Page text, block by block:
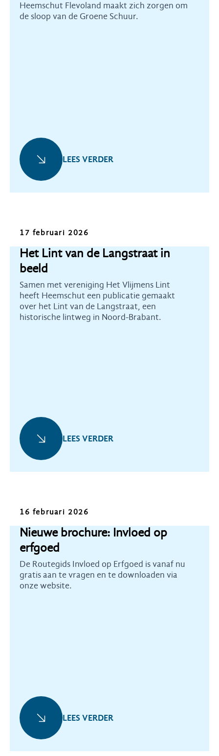
Heemschut Flevoland maakt zich zorgen om
de sloop van de Groene Schuur.
LEES VERDER
Nieuws
17 februari 2026
Het Lint van de Langstraat in
beeld
Samen met vereniging Het Vlijmens Lint
heeft Heemschut een publicatie gemaakt
over het Lint van de Langstraat, een
historische lintweg in Noord-Brabant.
LEES VERDER
Nieuws
16 februari 2026
Nieuwe brochure: Invloed op
erfgoed
De Routegids Invloed op Erfgoed is vanaf nu
gratis aan te vragen en te downloaden via
onze website.
LEES VERDER